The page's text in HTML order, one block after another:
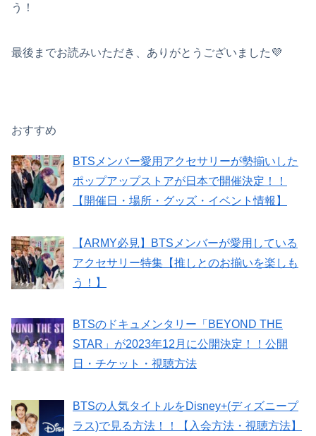
う！
最後までお読みいただき、ありがとうございました💜
おすすめ
BTSメンバー愛用アクセサリーが勢揃いした
ポップアップストアが日本で開催決定！！
【開催日・場所・グッズ・イベント情報】
【ARMY必見】BTSメンバーが愛用している
アクセサリー特集【推しとのお揃いを楽しも
う！】
BTSのドキュメンタリー「BEYOND THE
STAR」が2023年12月に公開決定！！公開
日・チケット・視聴方法
BTSの人気タイトルをDisney+(ディズニープ
ラス)で見る方法！！【入会方法・視聴方法】